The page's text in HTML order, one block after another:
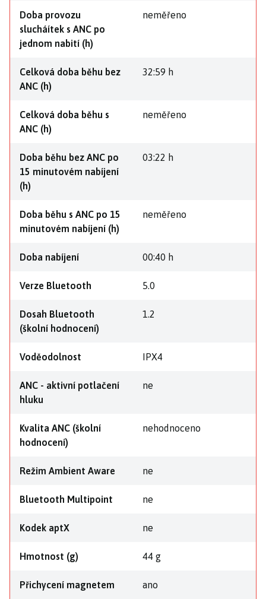
Doba provozu
slucháítek s ANC po
jednom nabití (h)
neměřeno
Celková doba běhu bez
ANC (h)
32:59 h
Celková doba běhu s
ANC (h)
neměřeno
Doba běhu bez ANC po
15 minutovém nabíjení
(h)
03:22 h
Doba běhu s ANC po 15
minutovém nabíjení (h)
neměřeno
Doba nabíjení 00:40 h
Verze Bluetooth 5.0
Dosah Bluetooth
(školní hodnocení)
1.2
Voděodolnost IPX4
ANC - aktivní potlačení
hluku
ne
Kvalita ANC (školní
hodnocení)
nehodnoceno
Režim Ambient Aware ne
Bluetooth Multipoint ne
Kodek aptX ne
Hmotnost (g) 44 g
Přichycení magnetem ano